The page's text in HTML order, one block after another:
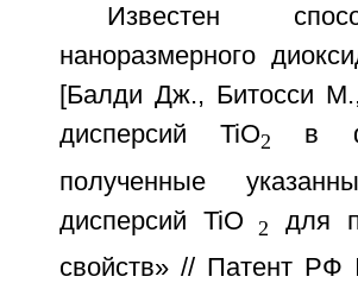
Известен
наноразмерного
[Балди Дж., Битосси
дисперсий TiO2
в
полученные
дисперсий TiO 2
для
свойств» // Патент